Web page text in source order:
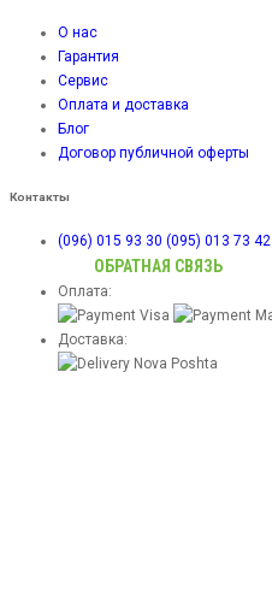
О нас
Гарантия
Сервис
Оплата и доставка
Блог
Договор публичной оферты
Контакты
(096) 015 93 30 (095) 013 73 42
ОБРАТНАЯ СВЯЗЬ
Оплата:
Доставка: